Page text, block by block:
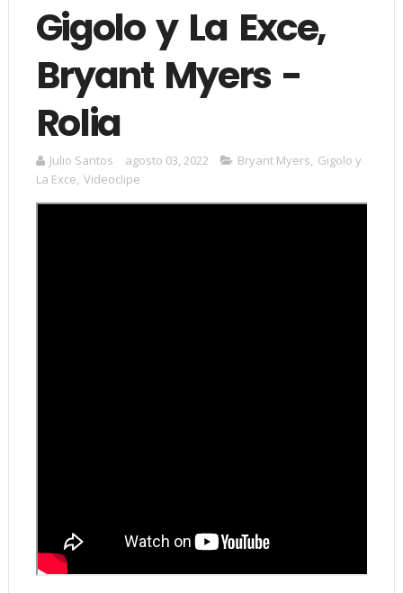
Gigolo y La Exce,
Bryant Myers -
Rolia
Julio Santos agosto 03, 2022 Bryant Myers, Gigolo y
La Exce, Videoclipe